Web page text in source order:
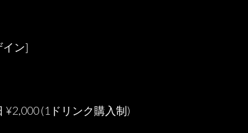
イン]
¥2,000 (1 ドリンク購入制)